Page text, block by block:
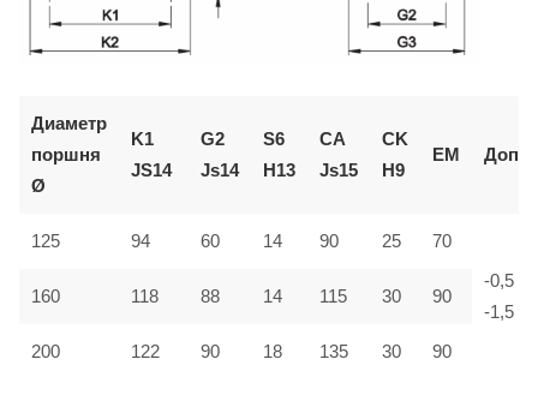
Диаметр
поршня
Ø
K1
JS14
G2
Js14
S6
H13
CA
Js15
CK
H9
EM Доп.
125 94 60 14 90 25 70
-0,5
-1,5
160 118 88 14 115 30 90
200 122 90 18 135 30 90